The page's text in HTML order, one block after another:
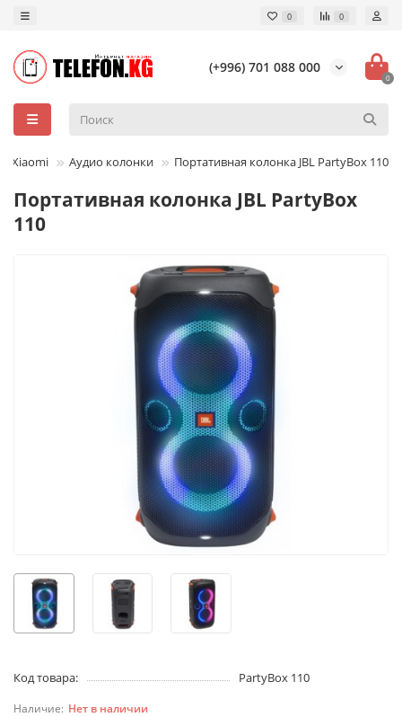
0 0
(+996) 701 088 000
0
Xiaomi Аудио колонки Портативная колонка JBL PartyBox 110
Портативная колонка JBL PartyBox
110
Код товара: PartyBox 110
Нет в наличии